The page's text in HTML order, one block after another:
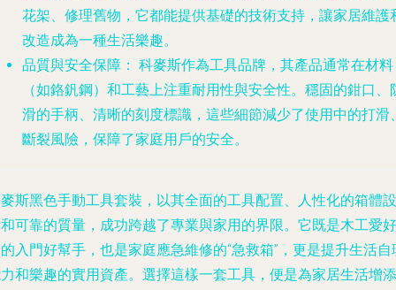
花架、修理舊物，它都能提供基礎的技術支持，讓家居維護
改造成為一種生活樂趣。
品質與安全保障： 科麥斯作為工具品牌，其產品通常在材料
（如鉻釩鋼）和工藝上注重耐用性與安全性。穩固的鉗口、
滑的手柄、清晰的刻度標識，這些細節減少了使用中的打滑
斷裂風險，保障了家庭用戶的安全。
斯黑色手動工具套裝，以其全面的工具配置、人性化的箱體設
可靠的質量，成功跨越了專業與家用的界限。它既是木工愛好
入門好幫手，也是家庭應急維修的“急救箱”，更是提升生活自
和樂趣的實用資產。選擇這樣一套工具，便是為家居生活增添